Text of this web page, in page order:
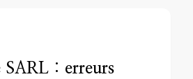
SARL : erreurs